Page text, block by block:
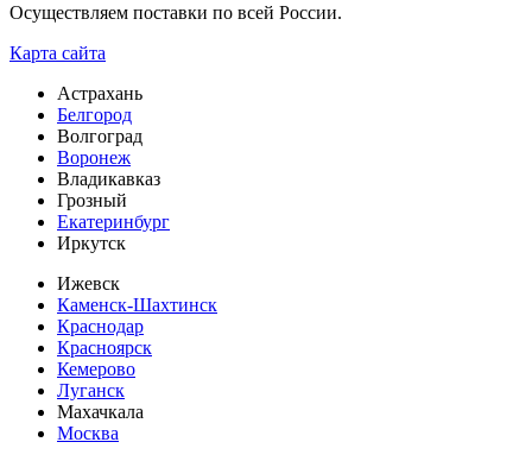
Осуществляем поставки по всей России.
Карта сайта
Астрахань
Белгород
Волгоград
Воронеж
Владикавказ
Грозный
Екатеринбург
Иркутск
Ижевск
Каменск-Шахтинск
Краснодар
Красноярск
Кемерово
Луганск
Махачкала
Москва